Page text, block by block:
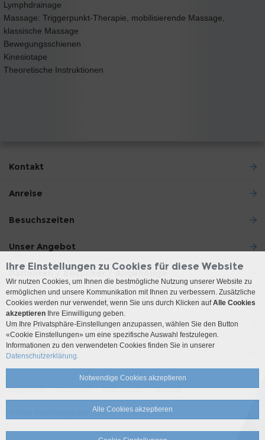
Lymphdrainage
Massage: Triggerpunkt-Therapie, mobilisierende Massage,
klassische Massage
Bewegungsschienen
Kinesiotape
Theoretische Instruktionen
Kontakt
Anreise
Besuchszeiten
Unser Angebot
Patienten / Besucher / Angehörige
Zuweiser / Therapeuten / Health-Professionals
Über uns
Social Media
Impressum Disclaimer Datenschutz Sitemap
Ihre Einstellungen zu Cookies für diese Website
Wir nutzen Cookies, um Ihnen die bestmögliche Nutzung unserer Website zu
ermöglichen und unsere Kommunikation mit Ihnen zu verbessern. Zusätzliche
Cookies werden nur verwendet, wenn Sie uns durch Klicken aufAlle Cookies
akzeptieren Ihre Einwilligung geben.
Um Ihre Privatsphäre-Einstellungen anzupassen, wählen Sie den Button
«Cookie Einstellungen» um eine spezifische Auswahl festzulegen.
Informationen zu den verwendeten Cookies finden Sie in unserer
Datenschutzerklärung.
Notwendige Cookies akzeptieren
Alle Cookies akzeptieren